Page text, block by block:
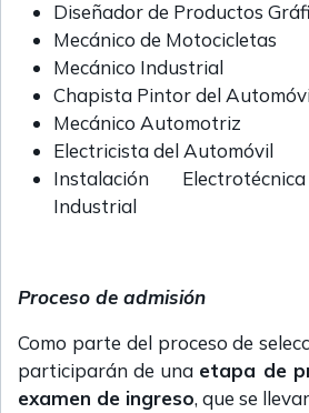
Diseñador de Productos
Mecánico de Motocicletas
Mecánico Industrial
Chapista Pintor del
Mecánico Automotriz
Electricista del Automóvil
Instalación
Industrial
Proceso de admisión
Como parte del proceso de
participarán de una etapa de
examen de ingreso, que se